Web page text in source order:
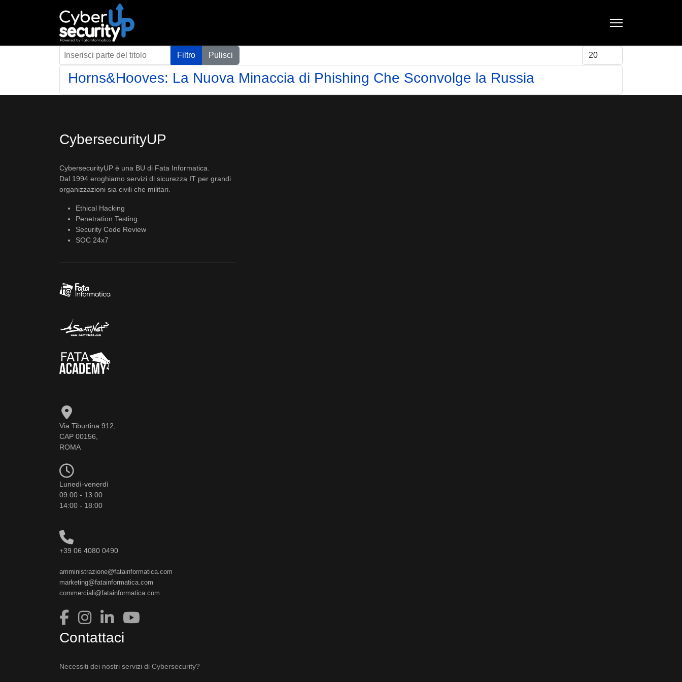
Inserisci parte del titolo Filtro Pulisci Visualizza #
Horns&Hooves: La Nuova Minaccia di Phishing Che Sconvolge la Russia
CybersecurityUP
CybersecurityUP è una BU di Fata Informatica.
Dal 1994 eroghiamo servizi di sicurezza IT per grandi
organizzazioni sia civili che militari.
Ethical Hacking
Penetration Testing
Security Code Review
SOC 24x7
Via Tiburtina 912,
CAP 00156,
ROMA
Lunedì-venerdì
09:00 - 13:00
14:00 - 18:00
+39 06 4080 0490
amministrazione@fatainformatica.com
marketing@fatainformatica.com
commerciali@fatainformatica.com
Contattaci
Necessiti dei nostri servizi di Cybersecurity?